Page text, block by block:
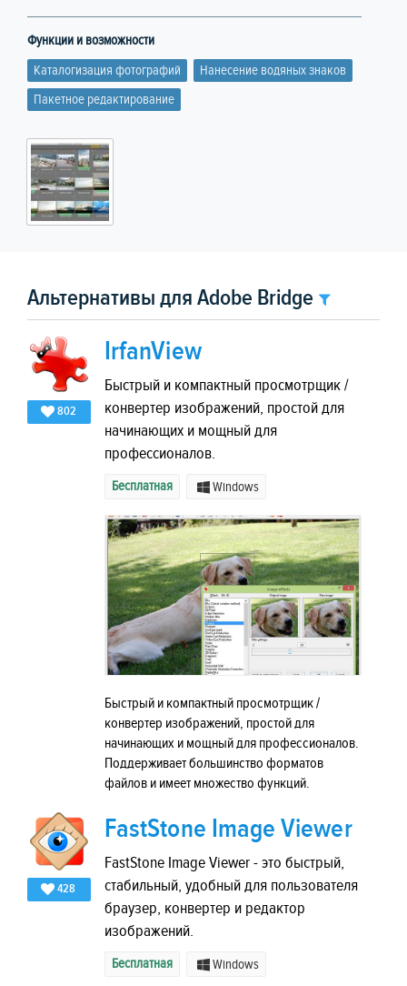
Функции и возможности
Каталогизация фотографий
Нанесение водяных знаков
Пакетное редактирование
Альтернативы для Adobe Bridge
802
IrfanView
Быстрый и компактный просмотрщик /
конвертер изображений, простой для
начинающих и мощный для
профессионалов.
Бесплатная Windows
Быстрый и компактный просмотрщик /
конвертер изображений, простой для
начинающих и мощный для профессионалов.
Поддерживает большинство форматов
файлов и имеет множество функций.
428
FastStone Image Viewer
FastStone Image Viewer - это быстрый,
стабильный, удобный для пользователя
браузер, конвертер и редактор
изображений.
Бесплатная Windows